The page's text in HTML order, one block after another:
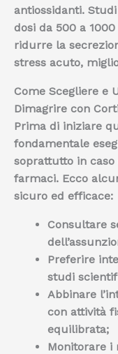
antiossidanti.
dosi da 500 a
ridurre la
stress acuto,
Come Scegliere e
Dimagrire con
Prima di iniziare
fondamentale
soprattutto in
farmaci. Ecco
sicuro ed efficace:
Consultare
Preferire
studi
Abbinare
con attività
equilibrata;
Monitorare i